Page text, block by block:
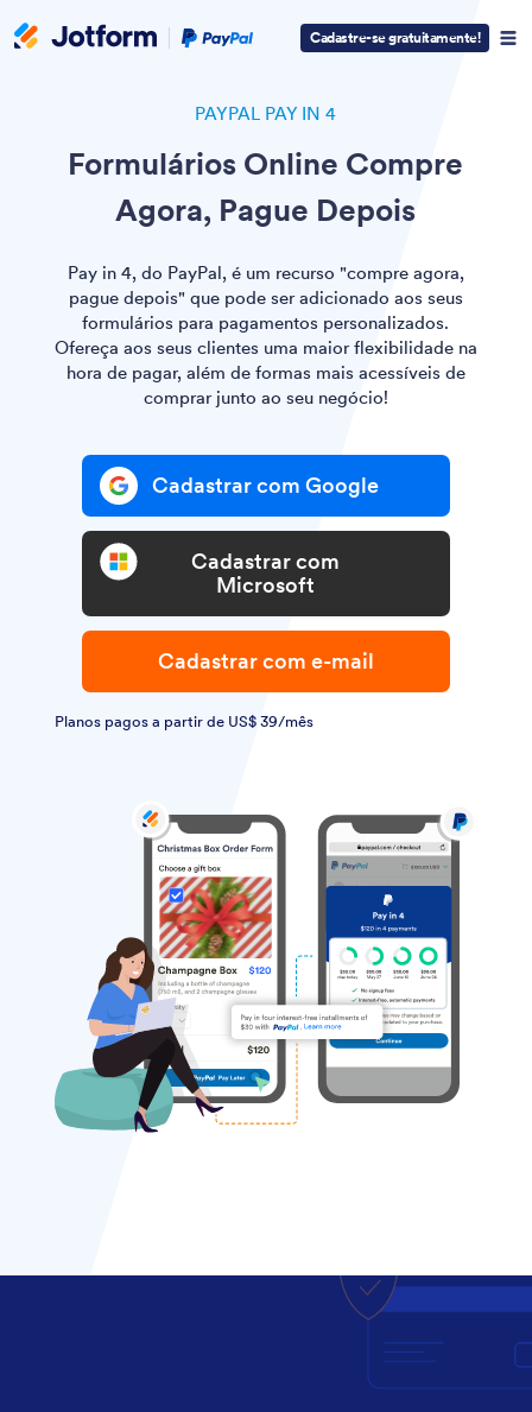
Paypal
Logo
Cadastre-se gratuitamente!
PAYPAL PAY IN 4
Formulários Online Compre
Agora, Pague Depois
Pay in 4, do PayPal, é um recurso "compre agora,
pague depois" que pode ser adicionado aos seus
formulários para pagamentos personalizados.
Ofereça aos seus clientes uma maior flexibilidade na
hora de pagar, além de formas mais acessíveis de
comprar junto ao seu negócio!
Cadastrar com Google
Cadastrar com
Microsoft
Cadastrar com e-mail
Planos pagos a partir de US$ 39/mês